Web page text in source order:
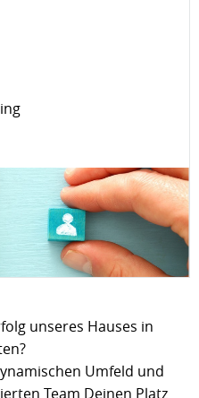
unseres Hauses in
Umfeld und
Team Deinen Platz